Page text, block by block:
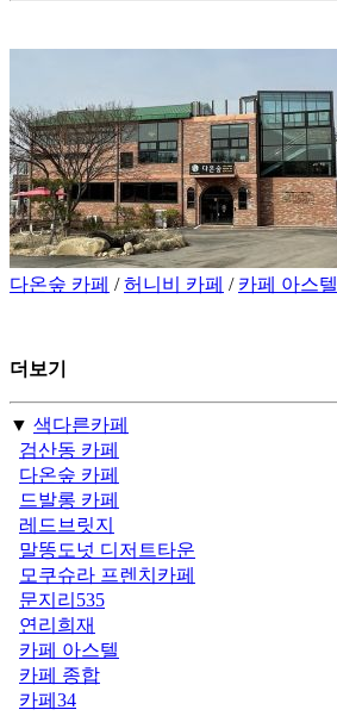
다온숲 카페 /허니비 카페 / 카페 아스텔
더보기
▼ 색다른카페
검산동 카페
다온숲 카페
드발롱 카페
레드브릿지
말똥도넛 디저트타운
모쿠슈라 프렌치카페
문지리535
연리희재
카페 아스텔
카페 종합
카페34